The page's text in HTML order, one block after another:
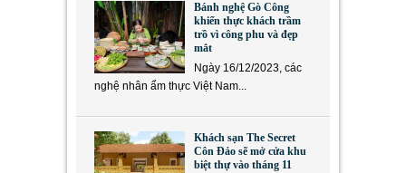
Bánh nghệ Gò Công
khiến thực khách trầm
trồ vì công phu và đẹp
mắt
Ngày 16/12/2023, các
nghệ nhân ẩm thực Việt Nam...
Khách sạn The Secret
Côn Đảo sẽ mở cửa khu
biệt thự vào tháng 11